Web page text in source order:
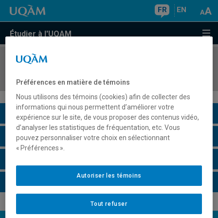
FR EN
Étudier à l'UQAM
COURS//
Description du cours
Horaire - Été 2026
Préférences en matière de témoins
Nous utilisons des témoins (cookies) afin de collecter des
informations qui nous permettent d’améliorer votre
expérience sur le site, de vous proposer des contenus vidéo,
d’analyser les statistiques de fréquentation, etc. Vous
pouvez personnaliser votre choix en sélectionnant
« Préférences ».
Tout refuser
Autoriser les témoins